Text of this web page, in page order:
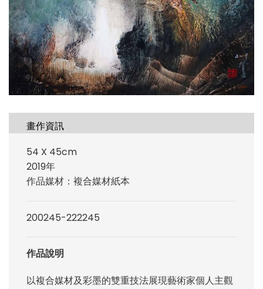
畫作資訊
54 X 45cm
2019年
作品媒材：複合媒材紙本
200245-222245
作品說明
以複合媒材及彩墨的雙重技法展現藝術家個人主觀